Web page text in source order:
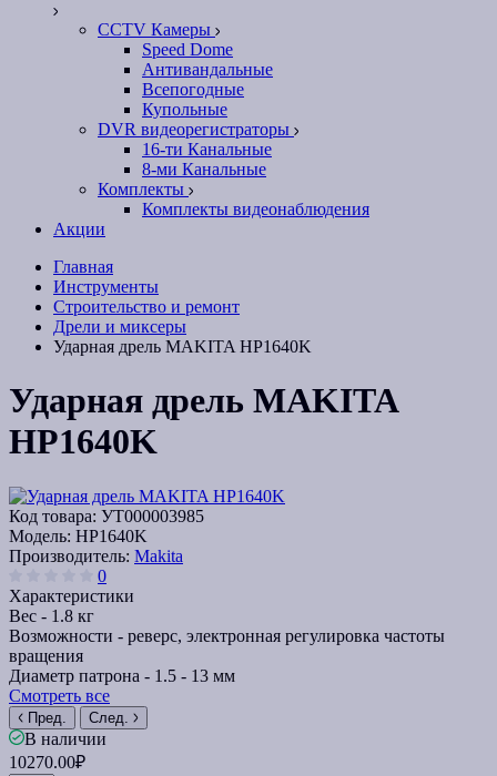
CCTV Камеры
Speed Dome
Антивандальные
Всепогодные
Купольные
DVR видеорегистраторы
16-ти Канальные
8-ми Канальные
Комплекты
Комплекты видеонаблюдения
Акции
Главная
Инструменты
Строительство и ремонт
Дрели и миксеры
Ударная дрель MAKITA HP1640K
Ударная дрель MAKITA
HP1640K
Код товара: УТ000003985
Модель: HP1640K
Производитель: Makita
0
Характеристики
Вес - 1.8 кг
Возможности - реверс, электронная регулировка частоты
вращения
Диаметр патрона - 1.5 - 13 мм
Смотреть все
Пред. След.
В наличии
10270.00₽